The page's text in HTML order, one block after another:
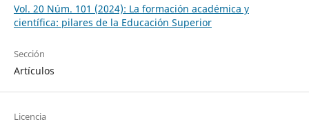
Vol. 20 Núm. 101 (2024): La formación académica y
científica: pilares de la Educación Superior
Sección
Artículos
Licencia